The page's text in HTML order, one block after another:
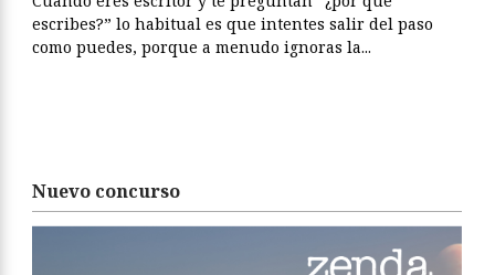
escribes?” lo habitual es que intentes salir del paso
como puedes, porque a menudo ignoras la...
Nuevo concurso